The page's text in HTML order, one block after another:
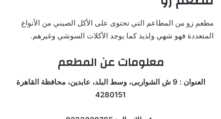
مطعم زو من المطاعم التي تحتوى على الأكل الصيني من الأنواع
المتعددة فهو شهي ولذيذ كما يوجد الأكلات السوشي وغيرهم.
معلومات عن المطعم
العنوان : 9 ش الشواربى، وسط البلد، عابدين، محافظة القاهرة
4280151